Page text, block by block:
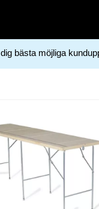
bästa möjliga